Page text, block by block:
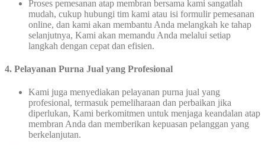
Proses pemesanan atap membran bersama kami sangatlah
mudah, cukup hubungi tim kami atau isi formulir pemesanan
online, dan kami akan membantu Anda melangkah ke tahap
selanjutnya, Kami akan memandu Anda melalui setiap
langkah dengan cepat dan efisien.
4. Pelayanan Purna Jual yang Profesional
Kami juga menyediakan pelayanan purna jual yang
profesional, termasuk pemeliharaan dan perbaikan jika
diperlukan, Kami berkomitmen untuk menjaga keandalan atap
membran Anda dan memberikan kepuasan pelanggan yang
berkelanjutan.